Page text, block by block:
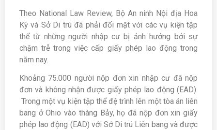
Theo National Law Review, Bộ An ninh Nội địa Hoa
Kỳ và Sở Di trú đã phải đối mặt với các vụ kiện tập
thể từ những người nhập cư bị ảnh hưởng bởi sự
chậm trễ trong việc cấp giấy phép lao động trong
năm nay.
Khoảng 75.000 người nộp đơn xin nhập cư đã nộp
đơn và không nhận được giấy phép lao động (EAD).
Trong một vụ kiện tập thể đệ trình lên một tòa án liên
bang ở Ohio vào tháng Bảy, họ đã nộp đơn xin giấy
phép lao động (EAD) với Sở Di trú Liên bang và được